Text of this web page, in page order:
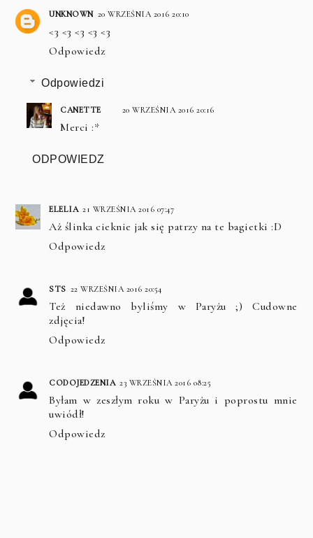
UNKNOWN 20 WRZEŚNIA 2016 20:10
<3 <3 <3 <3 <3
Odpowiedz
Odpowiedzi
CANETTE 20 WRZEŚNIA 2016 20:16
Merci :*
ODPOWIEDZ
ELELIA 21 WRZEŚNIA 2016 07:47
Aż ślinka cieknie jak się patrzy na te bagietki :D
Odpowiedz
STS 22 WRZEŚNIA 2016 20:54
Też niedawno byliśmy w Paryżu ;) Cudowne
zdjęcia!
Odpowiedz
CODOJEDZENIA 23 WRZEŚNIA 2016 08:25
Byłam w zeszłym roku w Paryżu i poprostu mnie
uwiódł!
Odpowiedz